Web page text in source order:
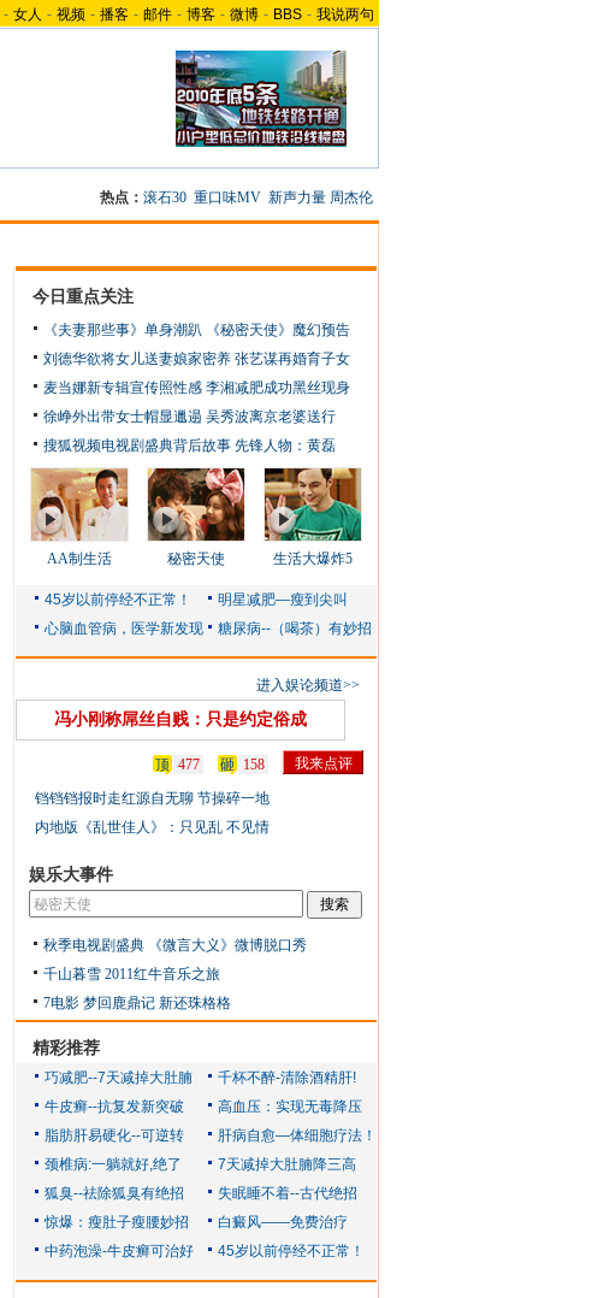
- 女人 - 视频 - 播客 - 邮件 - 博客 - 微博 - BBS - 我说两句
热点： 滚石30 重口味MV 新声力量 周杰伦
今日重点关注
《夫妻那些事》单身潮趴
《秘密天使》魔幻预告
刘德华欲将女儿送妻娘家密养 张艺谋再婚育子女
麦当娜新专辑宣传照性感 李湘减肥成功黑丝现身
徐峥外出带女士帽显邋遢 吴秀波离京老婆送行
搜狐视频电视剧盛典背后故事 先锋人物：黄磊
AA制生活 秘密天使 生活大爆炸5
进入娱论频道>>
冯小刚称屌丝自贱：只是约定俗成
顶 477 砸
158
铛铛铛报时走红源自无聊 节操碎一地
内地版《乱世佳人》：只见乱 不见情
娱乐大事件
秋季电视剧盛典
《微言大义》微博脱口秀
千山暮雪 2011红牛音乐之旅
7电影 梦回鹿鼎记 新还珠格格
精彩推荐